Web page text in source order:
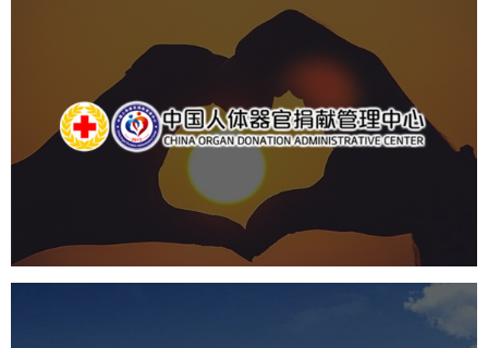
中国人体器官捐献管理中心
国企 品牌官网 网站建设